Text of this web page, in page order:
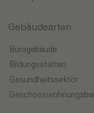
Gebäudearten
Bürogebäude
Bildungsstätten
Gesundheitssektor